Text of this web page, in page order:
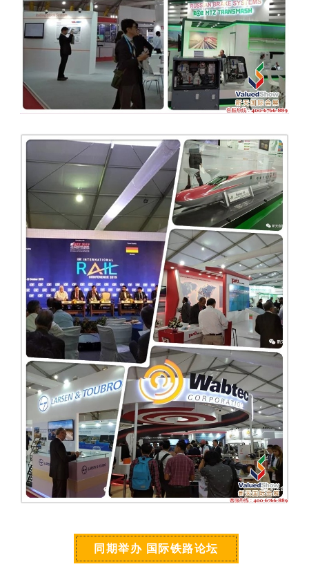
同期举办 国际铁路论坛